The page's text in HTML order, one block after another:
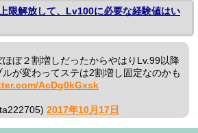
限解放して、Lv100に必要な経験値はい
ぼ２割増しだったからやはりLv.99以降
が変わってステは2割増し固定なのかも
AcDg0kGxsk
2017年10月17日